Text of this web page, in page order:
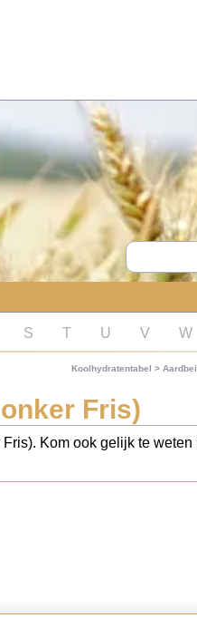
S T U V W
Koolhydratentabel >
Fris)
Kom ook gelijk te